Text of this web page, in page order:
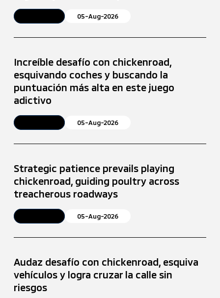
05-Aug-2026
Increíble desafío con chickenroad,
esquivando coches y buscando la
puntuación más alta en este juego
adictivo
05-Aug-2026
Strategic patience prevails playing
chickenroad, guiding poultry across
treacherous roadways
05-Aug-2026
Audaz desafío con chickenroad, esquiva
vehículos y logra cruzar la calle sin
riesgos